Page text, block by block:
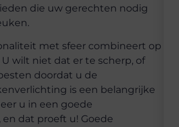
die uw gerechten nodig
met sfeer combineert op
wilt niet dat er te scherp, of
doordat u de
is een belangrijke
u in een goede
dat proeft u! Goede